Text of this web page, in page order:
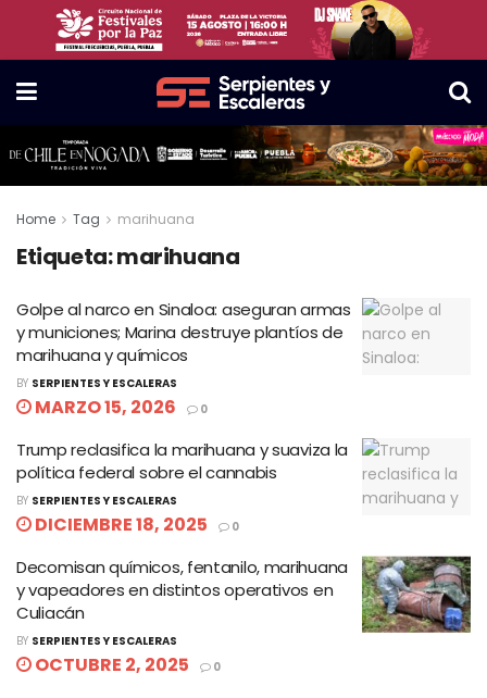
Home Tag marihuana
Etiqueta:marihuana
Golpe al narco en Sinaloa: aseguran armas
y municiones; Marina destruye plantíos de
marihuana y químicos
BY SERPIENTES Y ESCALERAS
MARZO 15, 2026 0
Trump reclasifica la marihuana y suaviza la
política federal sobre el cannabis
BY SERPIENTES Y ESCALERAS
DICIEMBRE 18, 2025 0
Decomisan químicos, fentanilo, marihuana
y vapeadores en distintos operativos en
Culiacán
BY SERPIENTES Y ESCALERAS
OCTUBRE 2, 2025 0